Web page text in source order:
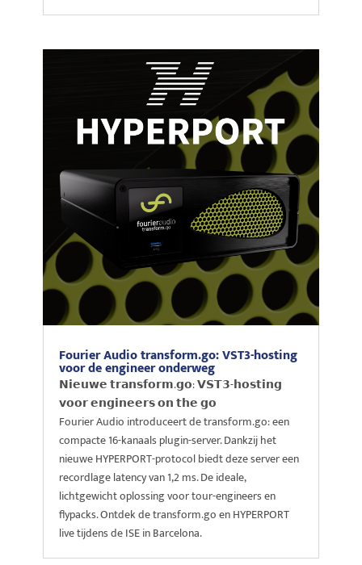
Fourier Audio transform.go: VST3-hosting
voor de engineer onderweg
𝗡𝗶𝗲𝘂𝘄𝗲 𝘁𝗿𝗮𝗻𝘀𝗳𝗼𝗿𝗺.𝗴𝗼: 𝗩𝗦𝗧𝟯-𝗵𝗼𝘀𝘁𝗶𝗻𝗴
𝘃𝗼𝗼𝗿 𝗲𝗻𝗴𝗶𝗻𝗲𝗲𝗿𝘀 𝗼𝗻 𝘁𝗵𝗲 𝗴𝗼
Fourier Audio introduceert de transform.go: een
compacte 16-kanaals plugin-server. Dankzij het
nieuwe HYPERPORT-protocol biedt deze server een
recordlage latency van 1,2 ms. De ideale,
lichtgewicht oplossing voor tour-engineers en
flypacks. Ontdek de transform.go en HYPERPORT
live tijdens de ISE in Barcelona.